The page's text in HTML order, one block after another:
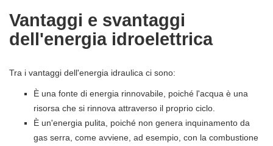
Vantaggi e svantaggi
dell'energia idroelettrica
Tra i vantaggi dell'energia idraulica ci sono:
È una fonte di energia rinnovabile, poiché l'acqua è una
risorsa che si rinnova attraverso il proprio ciclo.
È un'energia pulita, poiché non genera inquinamento da
gas serra, come avviene, ad esempio, con la combustione